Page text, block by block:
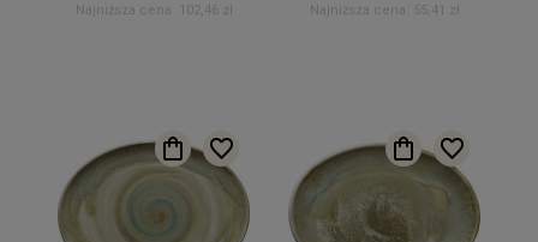
Najniższa cena:
102,46 zł
Najniższa cena:
55,41 zł